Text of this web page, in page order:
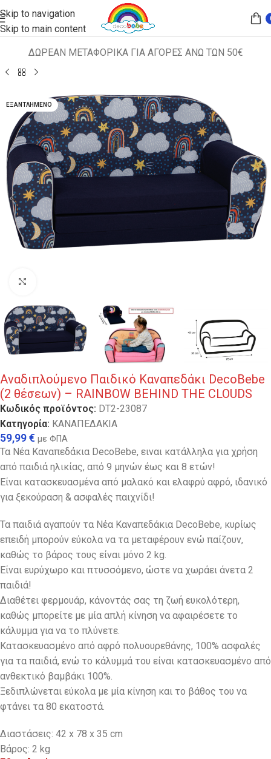
Skip to navigation
Skip to main content
ΔΩΡΕΑΝ ΜΕΤΑΦΟΡΙΚΑ ΓΙΑ ΑΓΟΡΕΣ ΑΝΩ ΤΩΝ 50€
Αρχική σελίδα ΠΑΙΔΙΚΑ ΚΑΘΙΣΜΑΤΑ ΚΑΝΑΠΕΔΑΚΙΑ
ΕΞΑΝΤΛΗΜΈΝΟ
Αναδιπλούμενο Παιδικό Καναπεδάκι DecoBebe
(2 θέσεων) – RAINBOW BEHIND THE CLOUDS
Κωδικός προϊόντος: DT2-23087
Κατηγορία: ΚΑΝΑΠΕΔΑΚΙΑ
59,99€ με ΦΠΑ
Τα Νέα Καναπεδάκια DecoBebe, ειναι κατάλληλα για χρήση
από παιδιά ηλικίας, από 9 μηνών έως και 8 ετών!
Είναι κατασκευασμένα από μαλακό και ελαφρύ αφρό, ιδανικό
για ξεκούραση & ασφαλές παιχνίδι!
Τα παιδιά αγαπούν τα Νέα Καναπεδάκια DecoBebe, κυρίως
επειδή μπορούν εύκολα να τα μεταφέρουν ενώ παίζουν,
καθώς το βάρος τους είναι μόνο 2 kg.
Eίναι ευρύχωρο και πτυσσόμενο, ώστε να χωράει άνετα 2
παιδιά!
Διαθέτει φερμουάρ, κάνοντάς σας τη ζωή ευκολότερη,
καθώς μπορείτε με μία απλή κίνηση να αφαιρέσετε το
κάλυμμα για να το πλύνετε.
Κατασκευασμένο από αφρό πολυουρεθάνης, 100% ασφαλές
για τα παιδιά, ενώ το κάλυμμά του είναι κατασκευασμένο από
ανθεκτικό βαμβάκι 100%.
Ξεδιπλώνεται εύκολα με μία κίνηση και το βάθος του να
φτάνει τα 80 εκατοστά.
Διαστάσεις: 42 x 78 x 35 cm
Βάρος: 2 kg